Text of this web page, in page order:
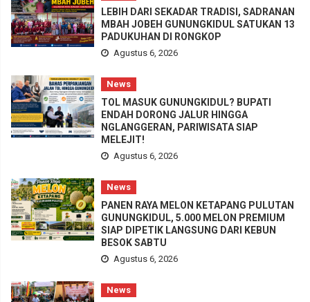
LEBIH DARI SEKADAR TRADISI, SADRANAN
MBAH JOBEH GUNUNGKIDUL SATUKAN 13
PADUKUHAN DI RONGKOP
Agustus 6, 2026
News
TOL MASUK GUNUNGKIDUL? BUPATI
ENDAH DORONG JALUR HINGGA
NGLANGGERAN, PARIWISATA SIAP
MELEJIT!
Agustus 6, 2026
News
PANEN RAYA MELON KETAPANG PULUTAN
GUNUNGKIDUL, 5.000 MELON PREMIUM
SIAP DIPETIK LANGSUNG DARI KEBUN
BESOK SABTU
Agustus 6, 2026
News